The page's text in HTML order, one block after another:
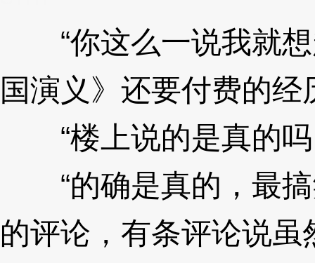
“你这么一说我就想
国演义》还要付费的经
“楼上说的是真的吗
“的确是真的，最搞
的评论，有条评论说